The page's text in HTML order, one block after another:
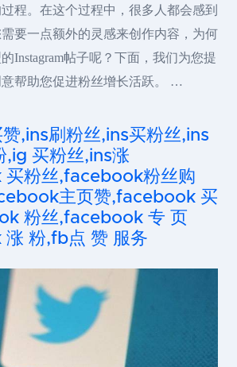
程。在这个过程中，很多人都会感到
要一点额外的灵感来创作内容，为何
Instagram帖子呢？下面，我们为您提
帮助您促进粉丝增长活跃。 …
,ins刷粉丝,ins买粉丝,ins
,ig 买粉丝,ins涨
粉丝,facebook粉丝购
主页赞,facebook 买
粉丝,facebook 专 页
粉,fb点 赞 服务